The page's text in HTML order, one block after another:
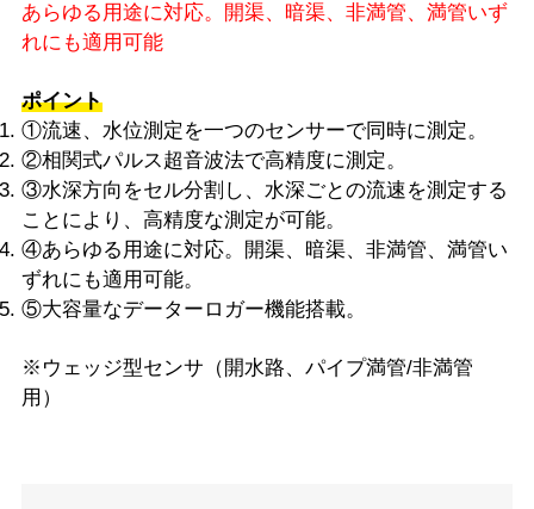
あらゆる用途に対応。開渠、暗渠、非満管、満管いず
れにも適用可能
ポイント
①流速、水位測定を一つのセンサーで同時に測定。
②相関式パルス超音波法で高精度に測定。
③水深方向をセル分割し、水深ごとの流速を測定する
ことにより、高精度な測定が可能。
④あらゆる用途に対応。開渠、暗渠、非満管、満管い
ずれにも適用可能。
⑤大容量なデーターロガー機能搭載。
※ウェッジ型センサ（開水路、パイプ満管/非満管
用）